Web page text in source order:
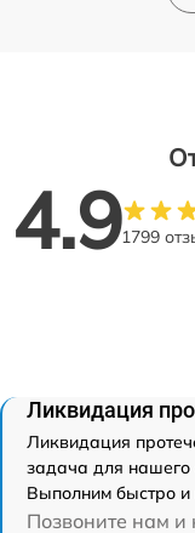
4.91799
Ликвидация
Ликвидация
задача для нашего
Выполним быстро и
Позвоните нам и